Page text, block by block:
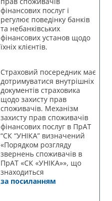
фінансових послуг і
регулює поведінку банків
та небанківських
фінансових установ щодо
їхніх клієнтів.
Страховий посередник має
дотримуватися внутрішніх
документів страховика
щодо захисту прав
споживачів. Механізм
захисту прав споживачів
фінансових послуг в ПрАТ
“СК “УНІКА” визначений
«Порядком розгляду
звернень споживачів в
ПрАТ «СК «УНІКА»», що
знаходиться
за посиланням